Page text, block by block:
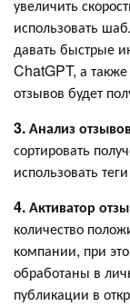
увеличить
использовать
давать быстрые
ChatGPT, а также
отзывов будет
3. Анализ
сортировать
использовать
4. Активатор
количество
компании, при
обработаны в
публикации в